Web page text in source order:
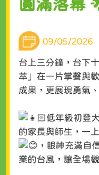
圓滿落幕
09/05/2026
台上三分鐘，台下
萃」在一片掌聲與
成果，更展現勇氣
低年級初登
的家長與師生，一
，眼神充滿自
業的台風，讓全場